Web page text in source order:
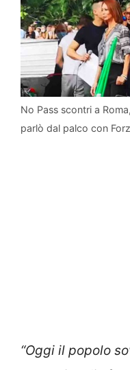
No Pass scontri a
parlò dal palco con
“Oggi il popolo